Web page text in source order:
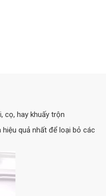
cọ, hay khuấy trộn
quả nhất để loại bỏ các